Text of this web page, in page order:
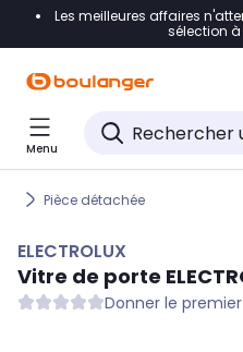
Accéder directement à la
Accéder directement au
Accéder directement au
Les meilleures affaires
sélection
Menu
Pièce détachée
ELECTROLUX
Vitre de porte
Donner le